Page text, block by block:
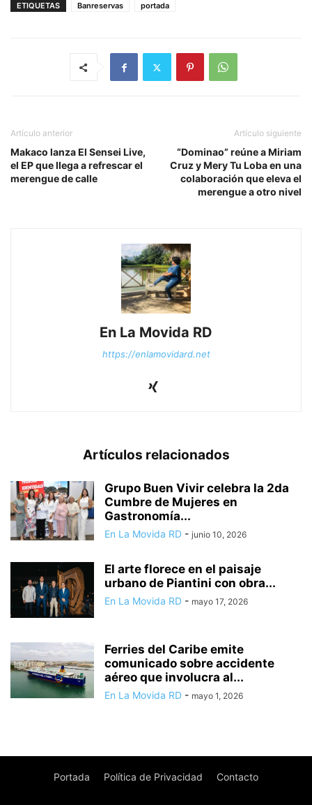
ETIQUETAS Banreservas portada
Artículo anterior
Makaco lanza El Sensei Live,
el EP que llega a refrescar el
merengue de calle
Artículo siguiente
“Dominao” reúne a Miriam
Cruz y Mery Tu Loba en una
colaboración que eleva el
merengue a otro nivel
En La Movida RD
https://enlamovidard.net
Artículos relacionados
Grupo Buen Vivir celebra la 2da
Cumbre de Mujeres en
Gastronomía...
En La Movida RD - junio 10, 2026
El arte florece en el paisaje
urbano de Piantini con obra...
En La Movida RD - mayo 17, 2026
Ferries del Caribe emite
comunicado sobre accidente
aéreo que involucra al...
En La Movida RD - mayo 1, 2026
Portada Política de Privacidad Contacto